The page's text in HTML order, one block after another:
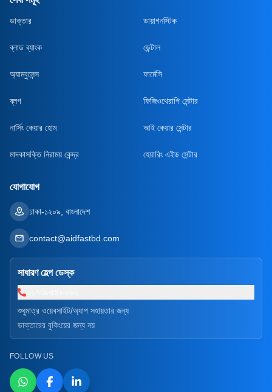
ডাক্তার ডায়াগনস্টিক
ব্লাড ব্যাংক ডেন্টাল
অ্যাম্বুলেন্স ফার্মেসি
ব্লগ ফিজিওথেরাপি সেন্টার
নার্সিং কেয়ার হোম আই কেয়ার সেন্টার
মাদকাসক্তি নিরাময় কেন্দ্র হেয়ারিং এইড সেন্টার
যোগাযোগ
ঢাকা-১২০৯, বাংলাদেশ
contact@aidfastbd.com
সাধারণ হেল্প ডেস্ক
শুধুমাত্র ওয়েবসাইট/অ্যাপ সহায়তার জন্য
ডাক্তারের বুকিংয়ের জন্য নয়
FOLLOW US